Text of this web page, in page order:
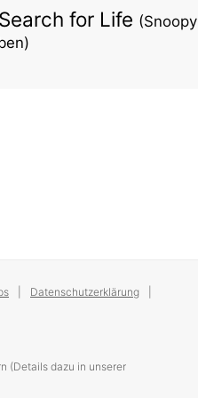
for Life (Snoopy
Datenschutzerklärung
(Details dazu in unserer